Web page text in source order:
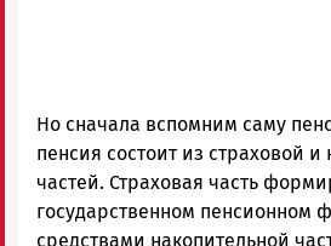
Но сначала вспомним саму
пенсия состоит из страховой и
частей. Страховая часть
государственном пенсионном
средствами накопительной